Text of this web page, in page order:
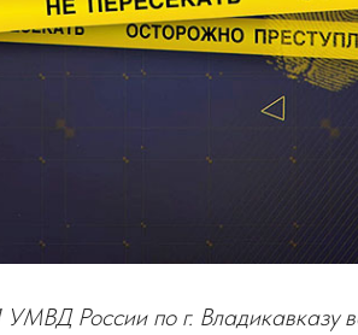
России по г. Владикавказу